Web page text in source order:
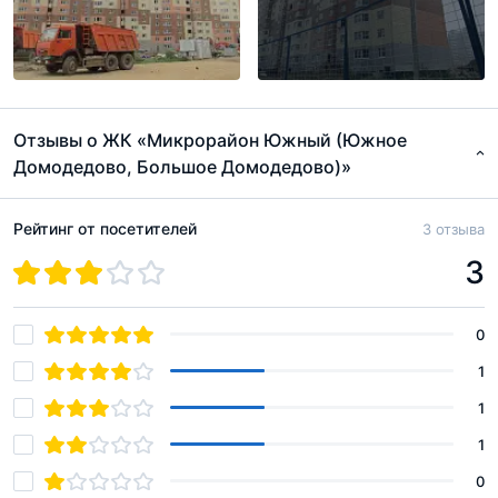
Отзывы о ЖК «Микрорайон Южный (Южное
Домодедово, Большое Домодедово)»
Рейтинг от посетителей 3 отзыва
3
0
1
1
1
0